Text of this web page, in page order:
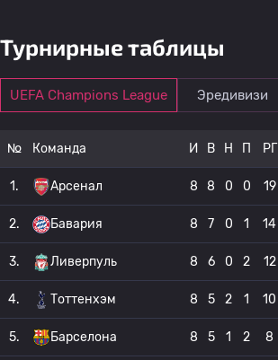
Турнирные таблицы
UEFA Champions League Эредивизи
№ Команда И В Н П РГ
1. Арсенал 8 8 0 0 19
2. Бавария 8 7 0 1 14
3. Ливерпуль 8 6 0 2 12
4. Тоттенхэм 8 5 2 1 10
5. Барселона 8 5 1 2 8